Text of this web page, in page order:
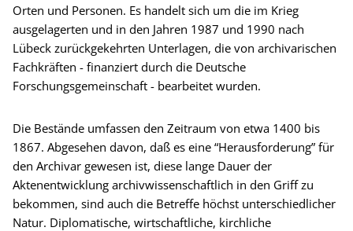
Orten und Personen. Es handelt sich um die im Krieg
ausgelagerten und in den Jahren 1987 und 1990 nach
Lübeck zurückgekehrten Unterlagen, die von archivarischen
Fachkräften - finanziert durch die Deutsche
Forschungsgemeinschaft - bearbeitet wurden.
Die Bestände umfassen den Zeitraum von etwa 1400 bis
1867. Abgesehen davon, daß es eine “Herausforderung” für
den Archivar gewesen ist, diese lange Dauer der
Aktenentwicklung archivwissenschaftlich in den Griff zu
bekommen, sind auch die Betreffe höchst unterschiedlicher
Natur. Diplomatische, wirtschaftliche, kirchliche